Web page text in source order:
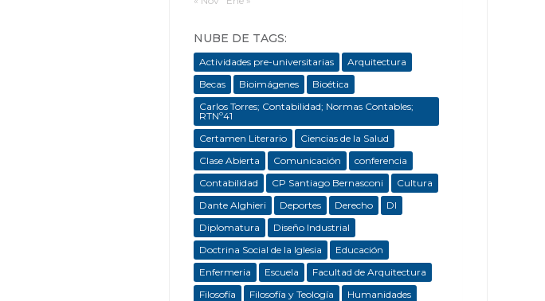
NUBE DE TAGS:
Actividades pre-universitarias
Arquitectura
Becas
Bioimágenes
Bioética
Carlos Torres; Contabilidad; Normas Contables;
RTNº41
Certamen Literario
Ciencias de la Salud
Clase Abierta
Comunicación
conferencia
Contabilidad
CP Santiago Bernasconi
Cultura
Dante Alghieri
Deportes Derecho
DI
Diplomatura
Diseño Industrial
Doctrina Social de la Iglesia
Educación
Enfermeria
Escuela
Facultad de Arquitectura
Filosofía
Filosofía y Teología
Humanidades